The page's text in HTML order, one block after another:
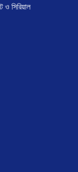
ও সিরিয়াল